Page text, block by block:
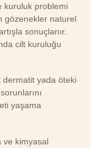
kuruluk problemi
gözenekler naturel
sonuçlanır.
cilt kuruluğu
dermatit yada öteki
yaşama
ve kimyasal